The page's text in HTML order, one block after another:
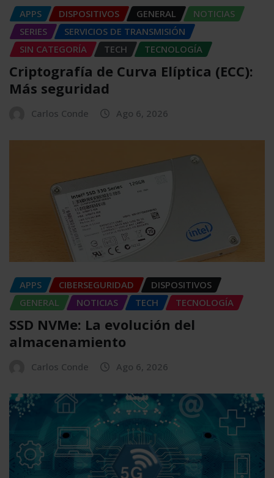
APPS DISPOSITIVOS GENERAL
NOTICIAS
SERIES
SERVICIOS DE TRANSMISIÓN
SIN CATEGORÍA
TECH TECNOLOGÍA
Criptografía de Curva Elíptica (ECC):
Más seguridad
Carlos Conde Ago 6, 2026
APPS CIBERSEGURIDAD
DISPOSITIVOS
GENERAL
NOTICIAS TECH TECNOLOGÍA
SSD NVMe: La evolución del
almacenamiento
Carlos Conde Ago 6, 2026